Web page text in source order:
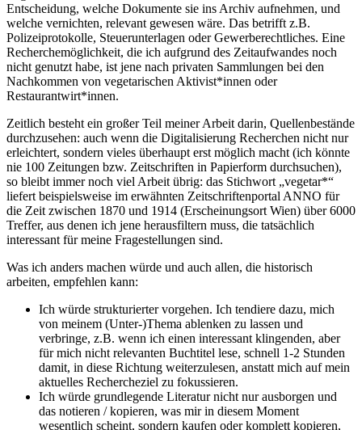
Entscheidung, welche Dokumente sie ins Archiv aufnehmen, und
welche vernichten, relevant gewesen wäre. Das betrifft z.B.
Polizeiprotokolle, Steuerunterlagen oder Gewerberechtliches. Eine
Recherchemöglichkeit, die ich aufgrund des Zeitaufwandes noch
nicht genutzt habe, ist jene nach privaten Sammlungen bei den
Nachkommen von vegetarischen Aktivist*innen oder
Restaurantwirt*innen.
Zeitlich besteht ein großer Teil meiner Arbeit darin, Quellenbestände
durchzusehen: auch wenn die Digitalisierung Recherchen nicht nur
erleichtert, sondern vieles überhaupt erst möglich macht (ich könnte
nie 100 Zeitungen bzw. Zeitschriften in Papierform durchsuchen),
so bleibt immer noch viel Arbeit übrig: das Stichwort „vegetar*“
liefert beispielsweise im erwähnten Zeitschriftenportal ANNO für
die Zeit zwischen 1870 und 1914 (Erscheinungsort Wien) über 6000
Treffer, aus denen ich jene herausfiltern muss, die tatsächlich
interessant für meine Fragestellungen sind.
Was ich anders machen würde und auch allen, die historisch
arbeiten, empfehlen kann:
Ich würde strukturierter vorgehen. Ich tendiere dazu, mich
von meinem (Unter-)Thema ablenken zu lassen und
verbringe, z.B. wenn ich einen interessant klingenden, aber
für mich nicht relevanten Buchtitel lese, schnell 1-2 Stunden
damit, in diese Richtung weiterzulesen, anstatt mich auf mein
aktuelles Rechercheziel zu fokussieren.
Ich würde grundlegende Literatur nicht nur ausborgen und
das notieren / kopieren, was mir in diesem Moment
wesentlich scheint, sondern kaufen oder komplett kopieren,